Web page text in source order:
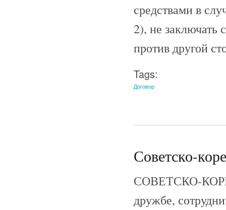
средствами в
2), не заключать
против другой
Tags:
Договор
Советско-
СОВЕТСКО-
дружбе,